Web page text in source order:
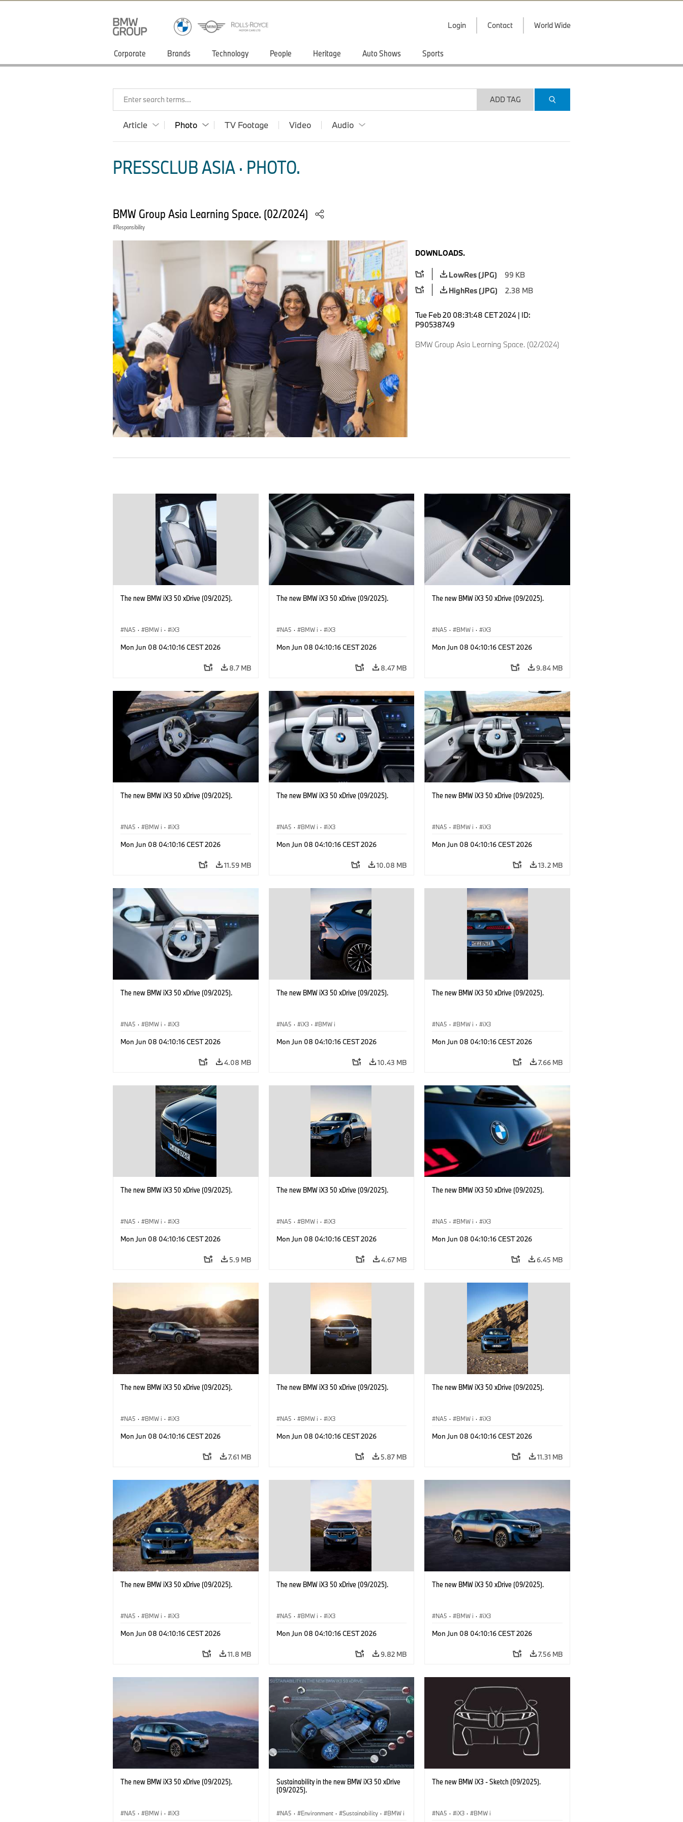
Login Contact World Wide
Corporate Brands Technology People Heritage Auto Shows Sports
Enter search terms... ADD TAG
Article Photo TV Footage Video Audio
PRESSCLUB ASIA · PHOTO.
BMW Group Asia Learning Space. (02/2024)
Responsibility
DOWNLOADS.
LowRes (JPG)
99 KB
HighRes (JPG)
2.38 MB
Tue Feb 20 08:31:48 CET 2024 | ID:
P90538749
BMW Group Asia Learning Space. (02/2024)
The new BMW iX3 50 xDrive (09/2025).
NA5 · BMW i · iX3
Mon Jun 08 04:10:16 CEST 2026
8.7 MB
The new BMW iX3 50 xDrive (09/2025).
NA5 · BMW i · iX3
Mon Jun 08 04:10:16 CEST 2026
8.47 MB
The new BMW iX3 50 xDrive (09/2025).
NA5 · BMW i · iX3
Mon Jun 08 04:10:16 CEST 2026
9.84 MB
The new BMW iX3 50 xDrive (09/2025).
NA5 · BMW i · iX3
Mon Jun 08 04:10:16 CEST 2026
11.59 MB
The new BMW iX3 50 xDrive (09/2025).
NA5 · BMW i · iX3
Mon Jun 08 04:10:16 CEST 2026
10.08 MB
The new BMW iX3 50 xDrive (09/2025).
NA5 · BMW i · iX3
Mon Jun 08 04:10:16 CEST 2026
13.2 MB
The new BMW iX3 50 xDrive (09/2025).
NA5 · BMW i · iX3
Mon Jun 08 04:10:16 CEST 2026
4.08 MB
The new BMW iX3 50 xDrive (09/2025).
NA5 · iX3 · BMW i
Mon Jun 08 04:10:16 CEST 2026
10.43 MB
The new BMW iX3 50 xDrive (09/2025).
NA5 · BMW i · iX3
Mon Jun 08 04:10:16 CEST 2026
7.66 MB
The new BMW iX3 50 xDrive (09/2025).
NA5 · BMW i · iX3
Mon Jun 08 04:10:16 CEST 2026
5.9 MB
The new BMW iX3 50 xDrive (09/2025).
NA5 · BMW i · iX3
Mon Jun 08 04:10:16 CEST 2026
4.67 MB
The new BMW iX3 50 xDrive (09/2025).
NA5 · BMW i · iX3
Mon Jun 08 04:10:16 CEST 2026
6.45 MB
The new BMW iX3 50 xDrive (09/2025).
NA5 · BMW i · iX3
Mon Jun 08 04:10:16 CEST 2026
7.61 MB
The new BMW iX3 50 xDrive (09/2025).
NA5 · BMW i · iX3
Mon Jun 08 04:10:16 CEST 2026
5.87 MB
The new BMW iX3 50 xDrive (09/2025).
NA5 · BMW i · iX3
Mon Jun 08 04:10:16 CEST 2026
11.31 MB
The new BMW iX3 50 xDrive (09/2025).
NA5 · BMW i · iX3
Mon Jun 08 04:10:16 CEST 2026
11.8 MB
The new BMW iX3 50 xDrive (09/2025).
NA5 · BMW i · iX3
Mon Jun 08 04:10:16 CEST 2026
9.82 MB
The new BMW iX3 50 xDrive (09/2025).
NA5 · BMW i · iX3
Mon Jun 08 04:10:16 CEST 2026
7.56 MB
The new BMW iX3 50 xDrive (09/2025).
NA5 · BMW i · iX3
Sustainability in the new BMW iX3 50 xDrive
(09/2025).
NA5 · Environment · Sustainability ·
BMW i
The new BMW iX3 - Sketch (09/2025).
NA5 · iX3 · BMW i